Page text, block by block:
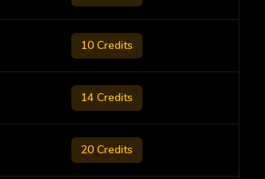
10 Credits
14 Credits
20 Credits